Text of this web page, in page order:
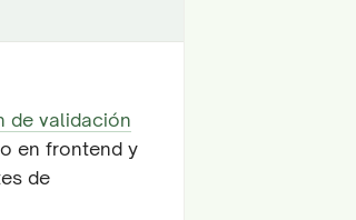
de validación
en frontend y
de